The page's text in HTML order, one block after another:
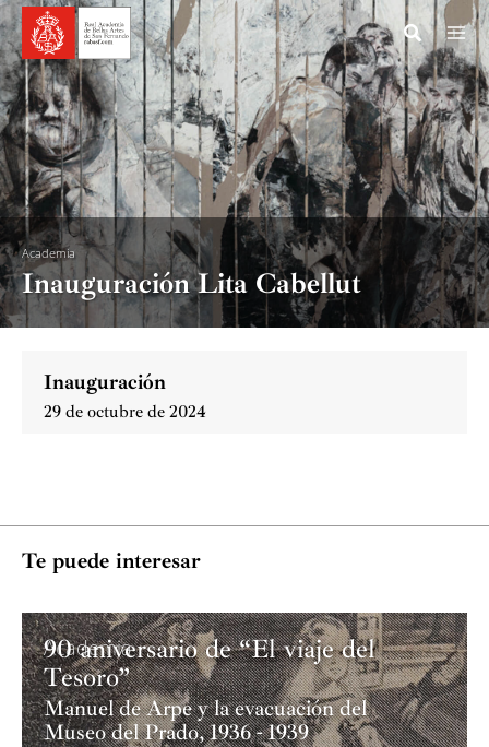
Ir
al
contenido
Academia
Inauguración Lita Cabellut
Inauguración
29 de octubre de 2024
Te puede interesar
Academia
90 aniversario de “El viaje del
Tesoro”
Manuel de Arpe y la evacuación del
Museo del Prado, 1936 - 1939